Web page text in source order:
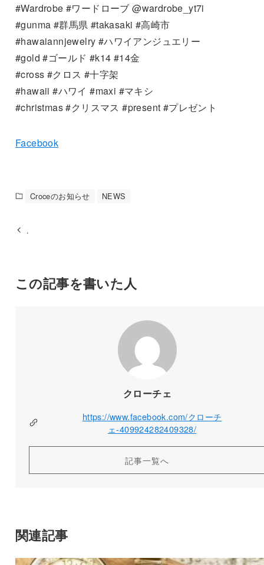
#Wardrobe #ワードローブ @wardrobe_yt7i
#gunma #群馬県 #takasaki #高崎市
#hawaiannjewelry #ハワイアンジュエリー
#gold #ゴールド #k14 #14金
#cross #クロス #十字架
#hawaii #ハワイ #maxi #マキシ
#christmas #クリスマス #present #プレゼント
Facebook
Croceのお知らせ NEWS
.
この記事を書いた人
クローチェ
https://www.facebook.com/クローチ
ェ-409924282409328/
記事一覧へ
関連記事